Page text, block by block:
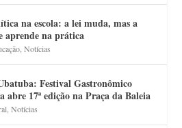
na escola: a lei muda, mas a
aprende na prática
,Notícias
Festival Gastronômico
abre 17ª edição na Praça da Baleia
,Notícias